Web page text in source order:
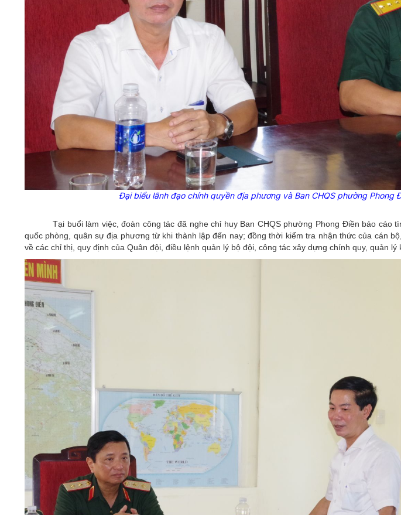
Đại biểu lãnh đạo chính quyền địa phương và Ban CHQS phường Phong
Tại buổi làm việc, đoàn công tác đã nghe chỉ huy Ban CHQS phường Phong Điền báo cáo
quốc phòng, quân sự địa phương từ khi thành lập đến nay; đồng thời kiểm tra nhận thức của cán
về các chỉ thị, quy định của Quân đội, điều lệnh quản lý bộ đội, công tác xây dựng chính quy, quản lý